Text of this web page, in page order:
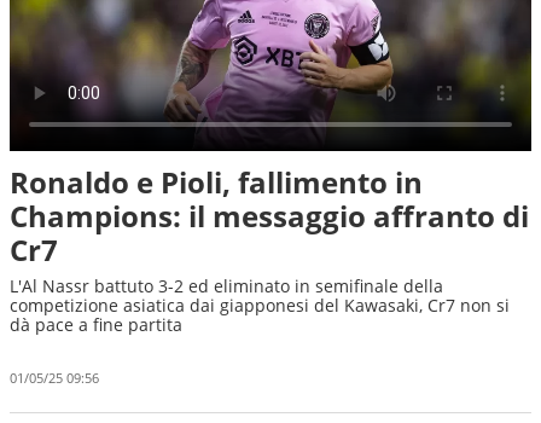
Ronaldo e Pioli, fallimento in
Champions: il messaggio affranto di
Cr7
L'Al Nassr battuto 3-2 ed eliminato in semifinale della
competizione asiatica dai giapponesi del Kawasaki, Cr7 non si
dà pace a fine partita
01/05/25 09:56